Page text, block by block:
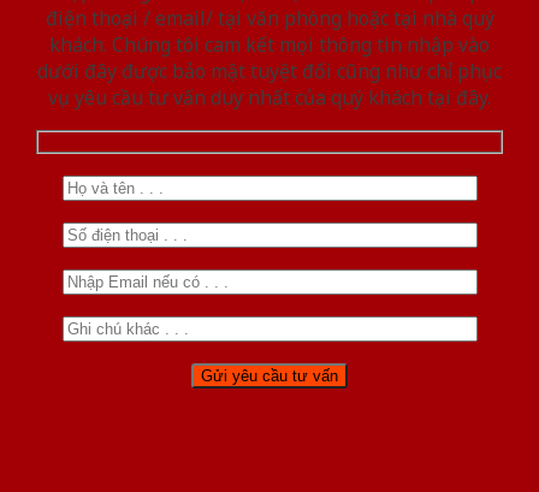
điện thoại / email/ tại văn phòng hoặc tại nhà quý
khách. Chúng tôi cam kết mọi thông tin nhập vào
dưới đây được bảo mật tuyệt đối cũng như chỉ phục
vụ yêu cầu tư vấn duy nhất của quý khách tại đây.